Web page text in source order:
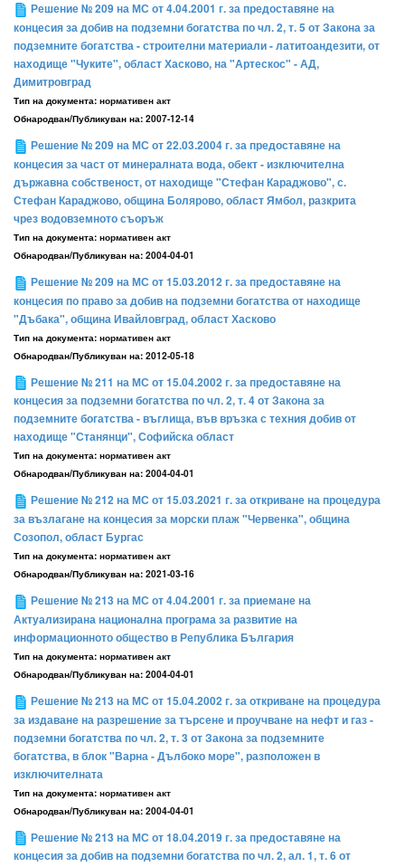
Решение № 209 на МС от 4.04.2001 г. за предоставяне на
концесия за добив на подземни богатства по чл. 2, т. 5 от Закона за
подземните богатства - строителни материали - латитоандезити, от
находище "Чуките", област Хасково, на "Артескос" - АД,
Димитровград
Тип на документа: нормативен акт
Обнародван/Публикуван на: 2007-12-14
Решение № 209 на МС от 22.03.2004 г. за предоставяне на
концесия за част от минералната вода, обект - изключителна
държавна собственост, от находище "Стефан Караджово", с.
Стефан Караджово, община Болярово, област Ямбол, разкрита
чрез водовземното съоръж
Тип на документа: нормативен акт
Обнародван/Публикуван на: 2004-04-01
Решение № 209 на МС от 15.03.2012 г. за предоставяне на
концесия по право за добив на подземни богатства от находище
"Дъбака", община Ивайловград, област Хасково
Тип на документа: нормативен акт
Обнародван/Публикуван на: 2012-05-18
Решение № 211 на МС от 15.04.2002 г. за предоставяне на
концесия за подземни богатства по чл. 2, т. 4 от Закона за
подземните богатства - въглища, във връзка с техния добив от
находище "Станянци", Софийска област
Тип на документа: нормативен акт
Обнародван/Публикуван на: 2004-04-01
Решение № 212 на МС от 15.03.2021 г. за откриване на процедура
за възлагане на концесия за морски плаж "Червенка", община
Созопол, област Бургас
Тип на документа: нормативен акт
Обнародван/Публикуван на: 2021-03-16
Решение № 213 на МС от 4.04.2001 г. за приемане на
Актуализирана национална програма за развитие на
информационното общество в Република България
Тип на документа: нормативен акт
Обнародван/Публикуван на: 2004-04-01
Решение № 213 на МС от 15.04.2002 г. за откриване на процедура
за издаване на разрешение за търсене и проучване на нефт и газ -
подземни богатства по чл. 2, т. 3 от Закона за подземните
богатства, в блок "Варна - Дълбоко море", разположен в
изключителната
Тип на документа: нормативен акт
Обнародван/Публикуван на: 2004-04-01
Решение № 213 на МС от 18.04.2019 г. за предоставяне на
концесия за добив на подземни богатства по чл. 2, ал. 1, т. 6 от